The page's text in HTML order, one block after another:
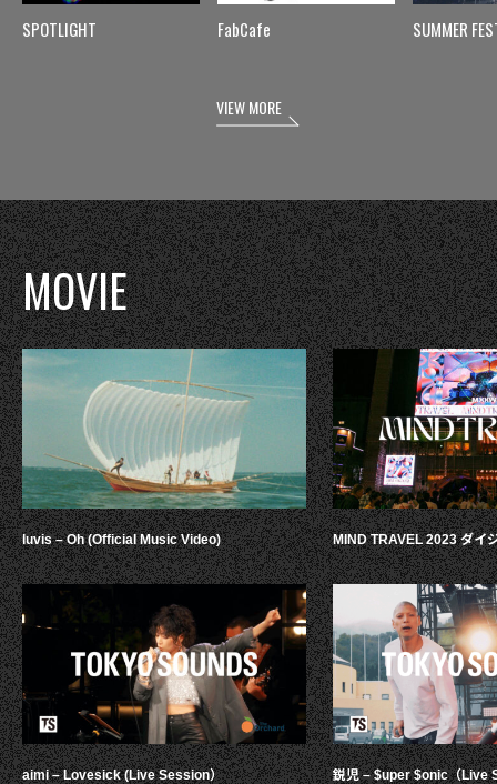
SPOTLIGHT FabCafe SUMMER
VIEW MORE
MOVIE
luvis – Oh (Official Music Video)
aimi – Lovesick (Live Session）
MIND TRAVEL 2023 ダイ
鋭児 – $uper $onic（Live